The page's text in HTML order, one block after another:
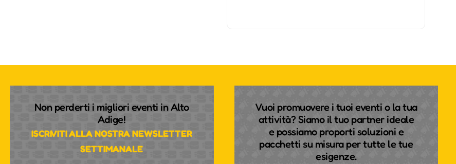
Non perderti i migliori eventi in Alto
Adige!
ISCRIVITI ALLA NOSTRA NEWSLETTER
SETTIMANALE
Vuoi promuovere i tuoi eventi o la tua
attività? Siamo il tuo partner ideale
e possiamo proporti soluzioni e
pacchetti su misura per tutte le tue
esigenze.